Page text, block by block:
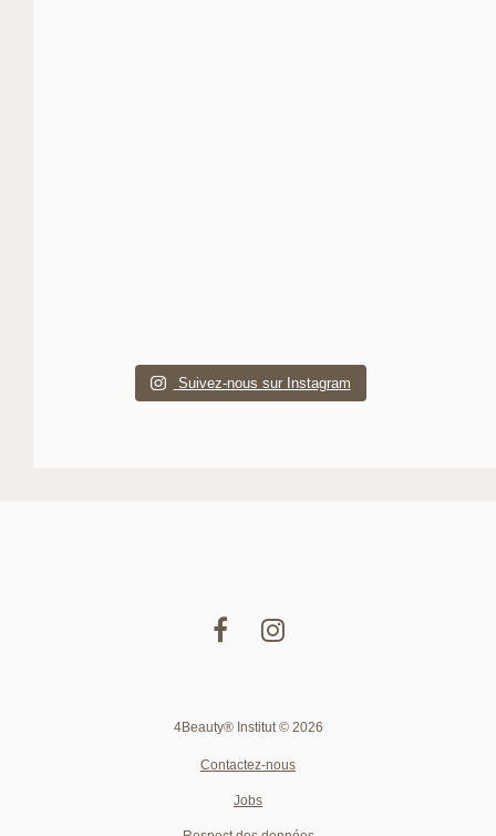
Suivez-nous sur Instagram
4Beauty® Institut © 2026
Contactez-nous
Jobs